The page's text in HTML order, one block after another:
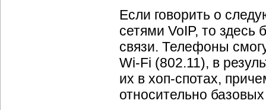
Если говорить о
сетями VoIP, то здесь
связи. Телефоны
Wi-Fi (802.11), в
их в хоп-спотах,
относительно